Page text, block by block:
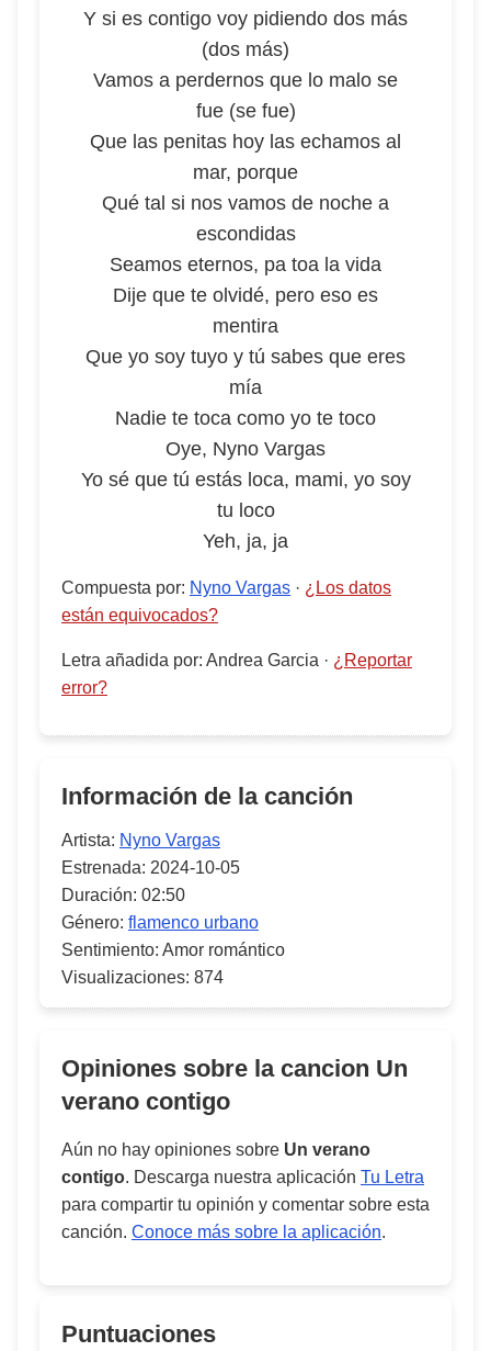
Y si es contigo voy pidiendo dos más
(dos más)
Vamos a perdernos que lo malo se
fue (se fue)
Que las penitas hoy las echamos al
mar, porque
Qué tal si nos vamos de noche a
escondidas
Seamos eternos, pa toa la vida
Dije que te olvidé, pero eso es
mentira
Que yo soy tuyo y tú sabes que eres
mía
Nadie te toca como yo te toco
Oye, Nyno Vargas
Yo sé que tú estás loca, mami, yo soy
tu loco
Yeh, ja, ja
Compuesta por: Nyno Vargas · ¿Los datos
están equivocados?
Letra añadida por: Andrea Garcia · ¿Reportar
error?
Información de la canción
Artista: Nyno Vargas
Estrenada: 2024-10-05
Duración: 02:50
Género: flamenco urbano
Sentimiento: Amor romántico
Visualizaciones: 874
Opiniones sobre la cancion Un
verano contigo
Aún no hay opiniones sobre Un verano
contigo. Descarga nuestra aplicación Tu Letra
para compartir tu opinión y comentar sobre esta
canción. Conoce más sobre la aplicación.
Puntuaciones